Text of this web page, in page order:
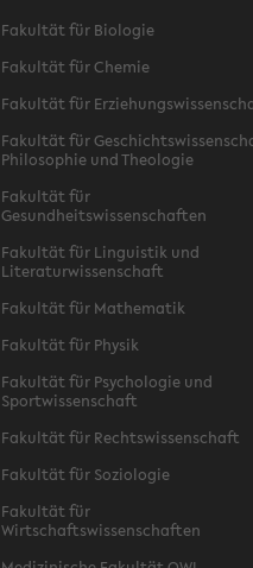
Fakultät für Biologie
Fakultät für Chemie
Fakultät für
Fakultät für
Philosophie und Theologie
Fakultät für
Gesundheitswissenschaften
Fakultät für Linguistik und
Literaturwissenschaft
Fakultät für Mathematik
Fakultät für Physik
Fakultät für Psychologie und
Sportwissenschaft
Fakultät für Rechtswissenschaft
Fakultät für Soziologie
Fakultät für
Wirtschaftswissenschaften